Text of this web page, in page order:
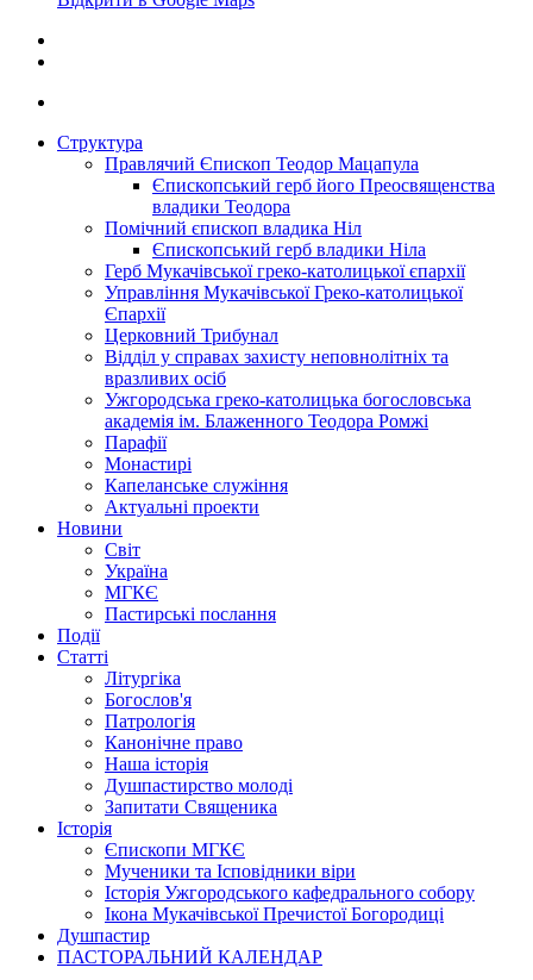
Структура
Правлячий Єпископ Теодор Мацапула
Єпископський герб його Преосвященства
владики Теодора
Помічний єпископ владика Ніл
Єпископський герб владики Ніла
Герб Мукачівської греко-католицької єпархії
Управління Мукачівської Греко-католицької
Єпархії
Церковний Трибунал
Відділ у справах захисту неповнолітніх та
вразливих осіб
Ужгородська греко-католицька богословська
академія ім. Блаженного Теодора Ромжі
Парафії
Монастирі
Капеланське служіння
Актуальні проекти
Новини
Світ
Україна
МГКЄ
Пастирські послання
Події
Статті
Літургіка
Богослов'я
Патрологія
Канонічне право
Наша історія
Душпастирство молоді
Запитати Священика
Історія
Єпископи МГКЄ
Мученики та Ісповідники віри
Історія Ужгородського кафедрального собору
Ікона Мукачівської Пречистої Богородиці
Душпастир
ПАСТОРАЛЬНИЙ КАЛЕНДАР